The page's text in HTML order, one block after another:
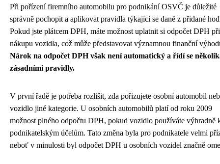
Při pořízení firemního automobilu pro podnikání OSVČ je důležité
správně pochopit a aplikovat pravidla týkající se daně z přidané
Pokud jste plátcem DPH, máte možnost uplatnit si odpočet DPH při
nákupu vozidla, což může představovat významnou finanční
Nárok na odpočet DPH však není automatický a řídí se
zásadními pravidly.
V první řadě je potřeba rozlišit, zda pořizujete osobní automobil
vozidlo jiné kategorie. U osobních automobilů platí od roku 2009
možnost plného odpočtu DPH, pokud vozidlo používáte výhradně
podnikatelským účelům. Tato změna byla pro podnikatele velmi
neboť v minulosti byl odpočet DPH u osobních vozidel značně